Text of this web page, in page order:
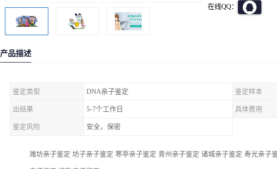
在线QQ：
产品描述
鉴定类型 DNA亲子鉴定 鉴定样本
出结果 5-7个工作日 具体费用
鉴定风险 安全，保密
潍坊亲子鉴定 坊子亲子鉴定 寒亭亲子鉴定 青州亲子鉴定 诸城亲子鉴定 寿光亲子